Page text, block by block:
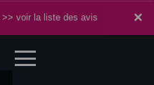
×
>> voir la liste des avis ×